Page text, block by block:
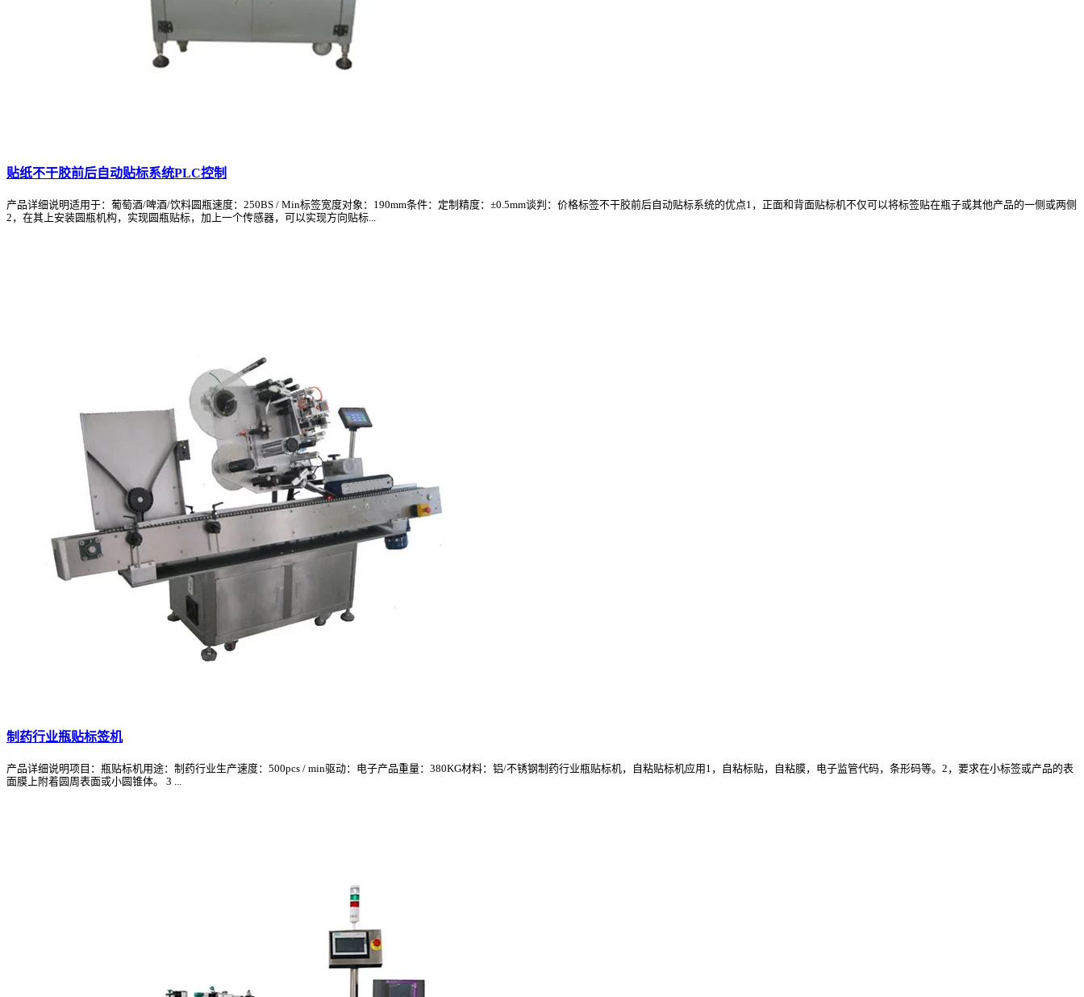
贴纸不干胶前后自动贴标系统PLC控制
产品详细说明适用于：葡萄酒/啤酒/饮料圆瓶速度：250BS / Min标签宽度对象：190mm条件：定制精度：±0.5mm谈判：价格标签不干胶前后自动贴标系统的优点1，正面和背面贴标机不仅可以将标签贴在瓶子或其他产品的一侧或两侧
2，在其上安装圆瓶机构，实现圆瓶贴标，加上一个传感器，可以实现方向贴标...
制药行业瓶贴标签机
产品详细说明项目：瓶贴标机用途：制药行业生产速度：500pcs / min驱动：电子产品重量：380KG材料：铝/不锈钢制药行业瓶贴标机，自粘贴标机应用1，自粘标贴，自粘膜，电子监管代码，条形码等。2，要求在小标签或产品的表
面膜上附着圆周表面或小圆锥体。 3 ...